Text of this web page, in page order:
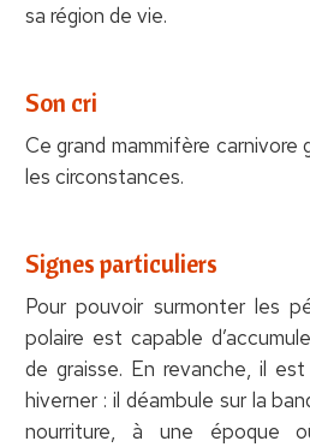
sa région de vie.
Son cri
Ce grand mammifère carnivore
les circonstances.
Signes particuliers
Pour pouvoir surmonter les
polaire est capable
de graisse. En revanche, il
hiverner : il déambule sur la
nourriture, à une époque